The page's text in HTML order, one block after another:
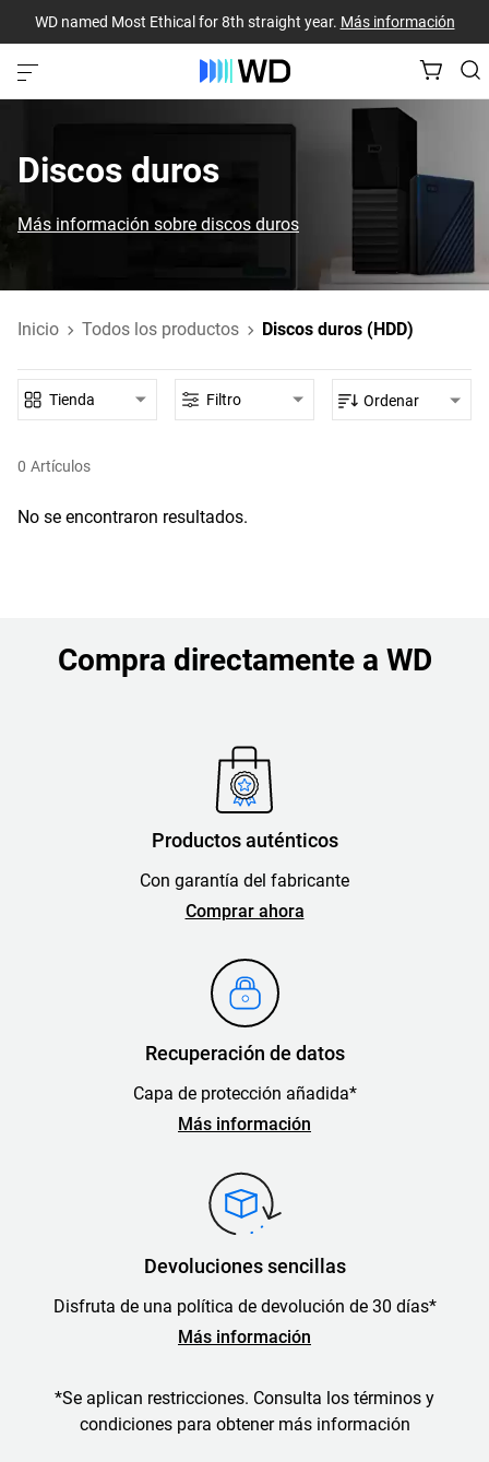
WD named Most Ethical for 8th straight year. Más información
Discos duros
Más información sobre discos duros
Inicio Todos los productos Discos duros (HDD)
0 Artículos
Tienda Filtro Ordenar
No se encontraron resultados.
Compra directamente a WD
Productos auténticos
Con garantía del fabricante
Comprar ahora
Recuperación de datos
Capa de protección añadida*
Más información
Devoluciones sencillas
Disfruta de una política de devolución de 30 días*
Más información
*Se aplican restricciones. Consulta los términos y
condiciones para obtener más información